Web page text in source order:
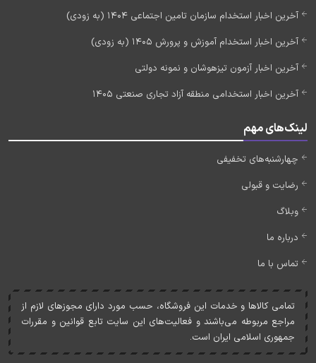
آخرین اخبار استخدام سازمان تامین اجتماعی 1404 (به زودی)
آخرین اخبار استخدام آموزش و پرورش 1405 (به زودی)
آخرین اخبار آزمون تیزهوشان و نمونه دولتی
آخرین اخبار استخدامی منطقه آزاد تجاری صنعتی 1405
لینک‌های مهم
چهارشنبه‌های تخفیفی
رضایت و قبولی
وبلاگ
درباره ما
تماس با ما
تمامی کالاها و خدمات اين فروشگاه، حسب مورد دارای مجوزهای لازم از
مراجع مربوطه می‌باشند و فعاليت‌های اين سايت تابع قوانين و مقررات
جمهوری اسلامی ايران است.